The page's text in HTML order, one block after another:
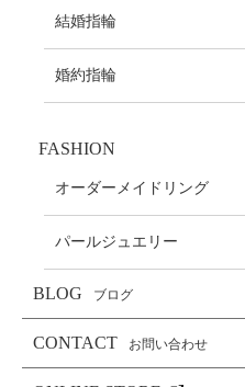
結婚指輪
婚約指輪
FASHION
オーダーメイドリング
パールジュエリー
BLOG ブログ
CONTACT お問い合わせ